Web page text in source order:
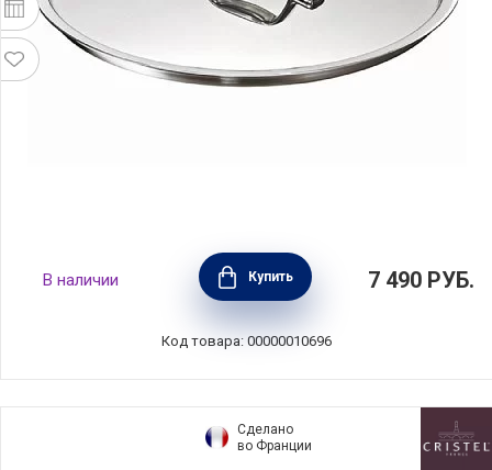
Крышка Chef 24 см нержавеющая сталь
18/10, BEKA, Бельгия, 12069240
В наличии Купить 7 490 РУБ.
Код товара: 00000010696
Сделано
во Франции